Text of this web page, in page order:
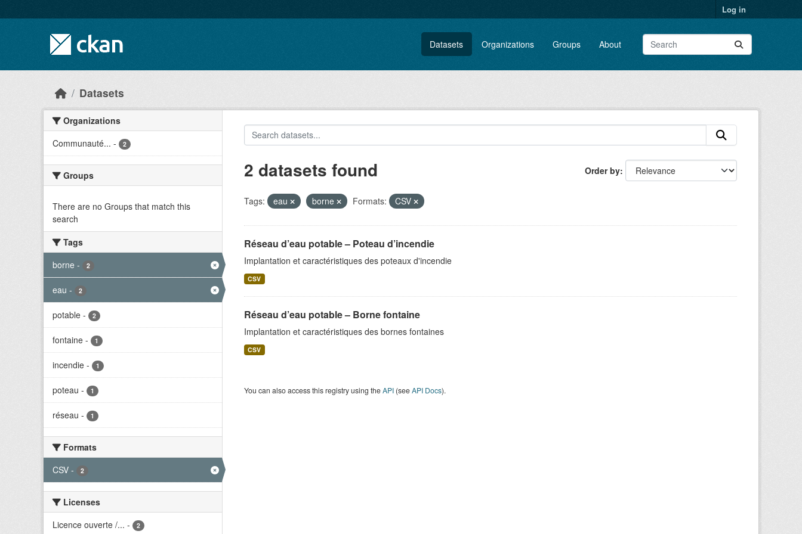
Log in
Datasets Organizations Groups About
Datasets
Organizations
Communauté... - 2
Groups
There are no Groups that match this
search
Tags
borne - 2
eau - 2
potable - 2
fontaine - 1
incendie - 1
poteau - 1
réseau - 1
Formats
CSV - 2
Licenses
Licence ouverte /... - 2
Order by
2 datasets found
Tags: eau borne Formats: CSV
Réseau d’eau potable – Poteau d’incendie
Implantation et caractéristiques des poteaux d'incendie
CSV
Réseau d’eau potable – Borne fontaine
Implantation et caractéristiques des bornes fontaines
CSV
You can also access this registry using theAPI(seeAPI Docs).